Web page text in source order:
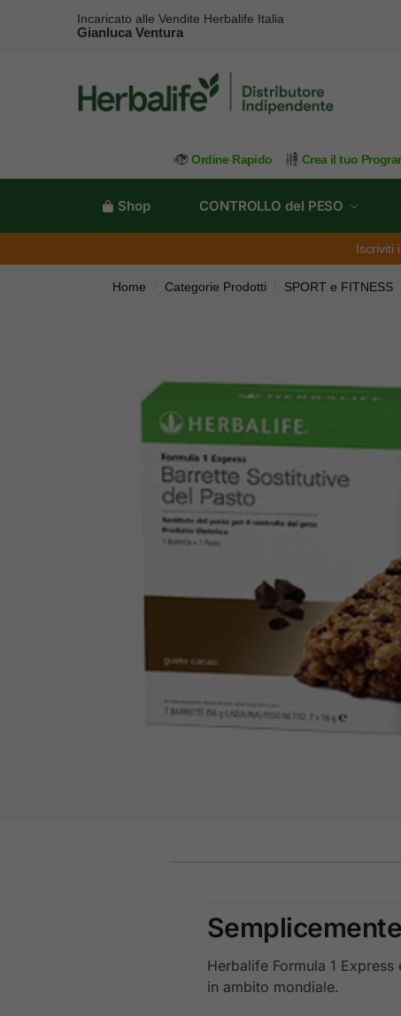
Incaricato alle Vendite Herbalife Italia
Gianluca Ventura
Ordine Rapido Crea il tuo
Shop CONTROLLO del PESO
Iscriviti
Home Categorie Prodotti SPORT e FITNESS
Herbalife Formula 1 Express
in ambito mondiale.